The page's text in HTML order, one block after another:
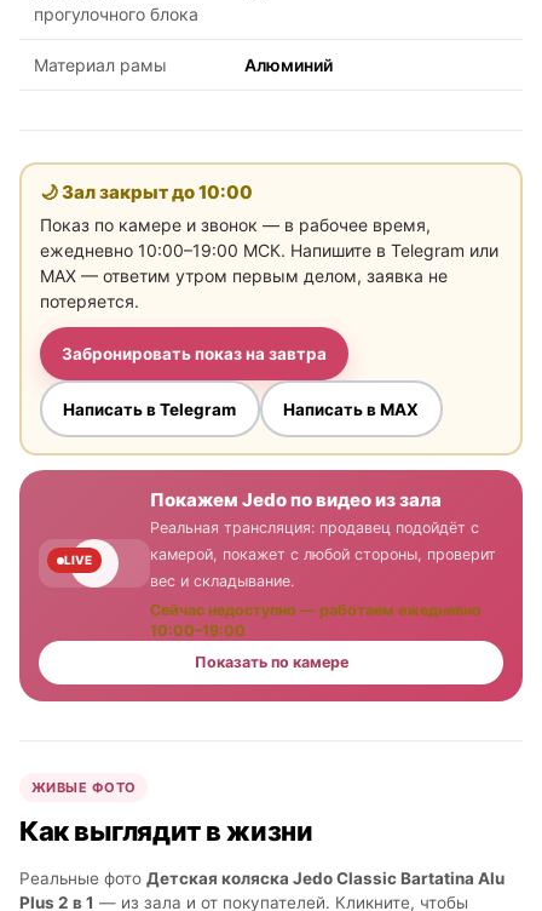
прогулочного блока
Материал рамы Алюминий
🌙 Зал закрыт до10:00
Показ по камере и звонок — в рабочее время,
ежедневно 10:00–19:00 МСК. Напишите в Telegram или
MAX — ответим утром первым делом, заявка не
потеряется.
Забронировать показ на завтра
Написать в Telegram Написать в MAX
LIVE
Покажем Jedo по видео из зала
Реальная трансляция: продавец подойдёт с
камерой, покажет с любой стороны, проверит
вес и складывание.
Сейчас недоступно — работаем ежедневно
10:00–19:00
Показать по камере
ЖИВЫЕ ФОТО
Как выглядит в жизни
Реальные фото Детская коляска Jedo Classic Bartatina Alu
Plus 2 в 1 — из зала и от покупателей. Кликните, чтобы